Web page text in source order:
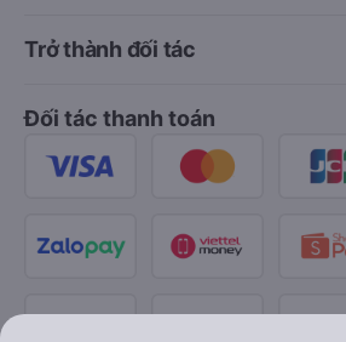
Trở thành đối tác
Đối tác thanh toán